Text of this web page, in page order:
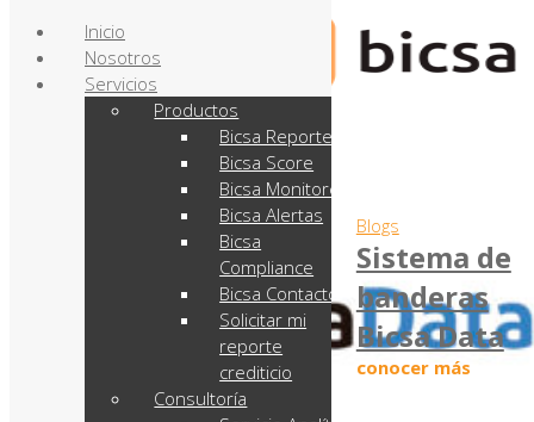
Blogs
Sistema de
banderas
Bicsa Data
conocer más
Inicio
Nosotros
Servicios
Productos
Bicsa Reporte
Bicsa Score
Bicsa Monitoreo
Bicsa Alertas
Bicsa
Compliance
Bicsa Contactos
Solicitar mi
reporte
crediticio
Consultoría